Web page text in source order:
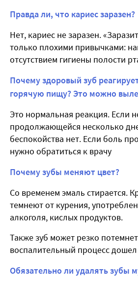
Правда ли, что кариес заразен?
Нет, кариес не заразен.
только плохими привычками:
отсутствием гигиены полости
Почему здоровый зуб
горячую пищу? Это можно
Это нормальная реакция. Если
продолжающейся несколько
беспокойства нет. Если боль
нужно обратиться к врачу
Почему зубы меняют цвет?
Со временем эмаль стирается.
темнеют от курения,
алкоголя, кислых продуктов.
Также зуб может резко
воспалительный процесс
Обязательно ли удалять зубы